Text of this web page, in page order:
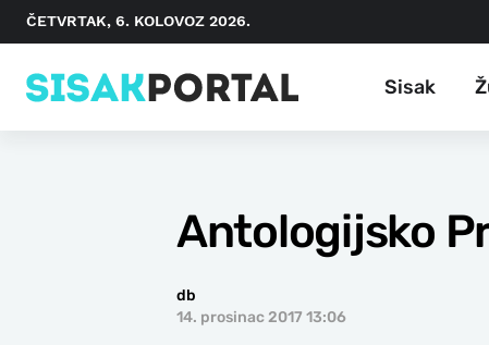
ČETVRTAK, 6. KOLOVOZ 2026.
Sisak
Antologijsko
db
14. prosinac 2017 13:06